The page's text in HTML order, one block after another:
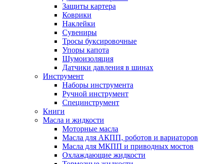
Защиты картера
Коврики
Наклейки
Сувениры
Тросы буксировочные
Упоры капота
Шумоизоляция
Датчики давления в шинах
Инструмент
Наборы инструмента
Ручной инструмент
Специнструмент
Книги
Масла и жидкости
Моторные масла
Масла для АКПП, роботов и вариаторов
Масла для МКПП и приводных мостов
Охлаждающие жидкости